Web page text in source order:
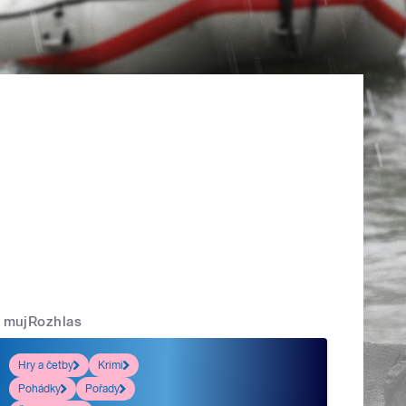
mujRozhlas
Hry a četby
Krimi
Pohádky
Pořady